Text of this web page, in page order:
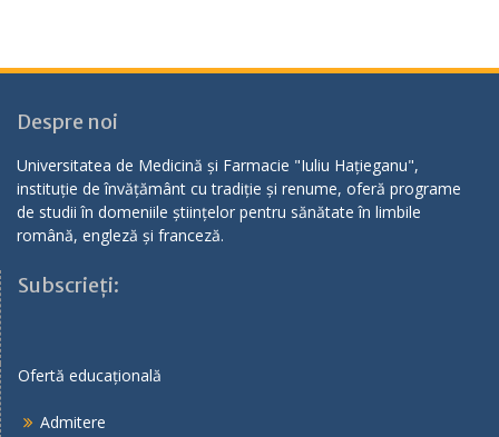
Despre noi
Universitatea de Medicină și Farmacie "Iuliu Hațieganu",
instituție de învățământ cu tradiție și renume, oferă programe
de studii în domeniile științelor pentru sănătate în limbile
română, engleză și franceză.
Subscrieți:
Ofertă educațională
Admitere